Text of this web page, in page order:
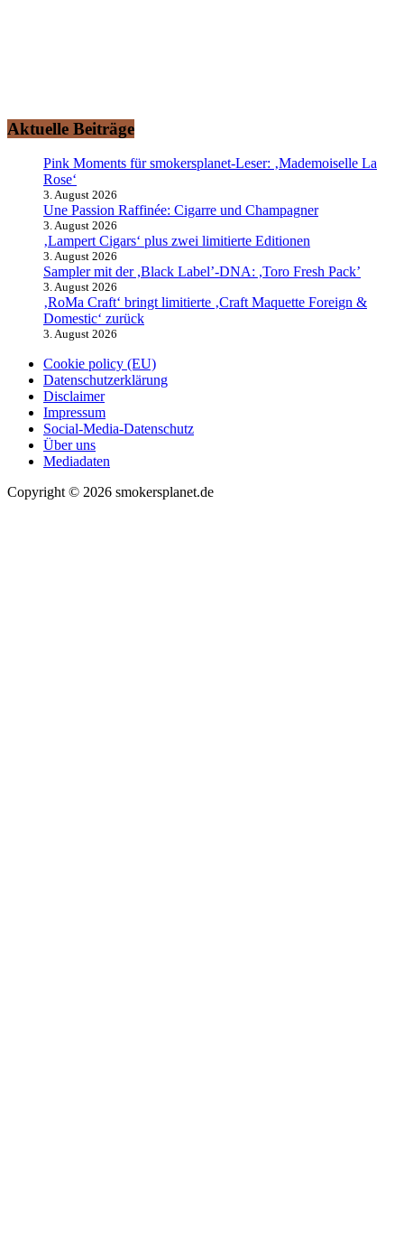
Aktuelle Beiträge
Pink Moments für smokersplanet-Leser: ‚Mademoiselle La
Rose‘
3. August 2026
Une Passion Raffinée: Cigarre und Champagner
3. August 2026
‚Lampert Cigars‘ plus zwei limitierte Editionen
3. August 2026
Sampler mit der ,Black Label’-DNA: ,Toro Fresh Pack’
3. August 2026
‚RoMa Craft‘ bringt limitierte ‚Craft Maquette Foreign &
Domestic‘ zurück
3. August 2026
Cookie policy (EU)
Datenschutzerklärung
Disclaimer
Impressum
Social-Media-Datenschutz
Über uns
Mediadaten
Copyright © 2026 smokersplanet.de